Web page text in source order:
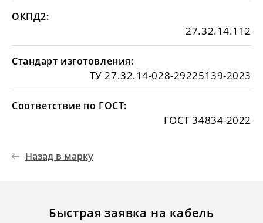
ОКПД2:
27.32.14.112
Стандарт изготовления:
ТУ 27.32.14-028-29225139-2023
Соответствие по ГОСТ:
ГОСТ 34834-2022
Назад в марку
Быстрая заявка на кабель